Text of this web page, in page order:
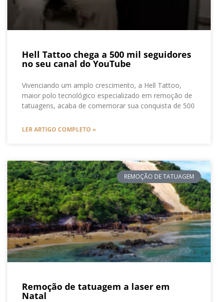
Hell Tattoo chega a 500 mil seguidores
no seu canal do YouTube
Vivenciando um amplo crescimento, a Hell Tattoo,
maior polo tecnológico especializado em remoção de
tatuagens, acaba de comemorar sua conquista de 500
LER ARTIGO COMPLETO »
REMOÇÃO DE TATUAGEM
Remoção de tatuagem a laser em
Natal